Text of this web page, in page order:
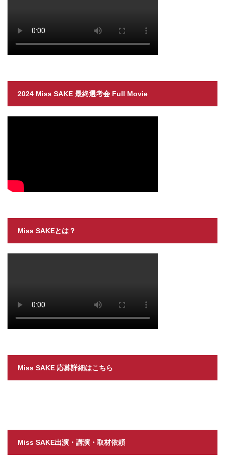
2024 Miss SAKE 最終選考会 Full Movie
Miss SAKEとは？
Miss SAKE 応募詳細はこちら
Miss SAKE出演・講演・取材依頼